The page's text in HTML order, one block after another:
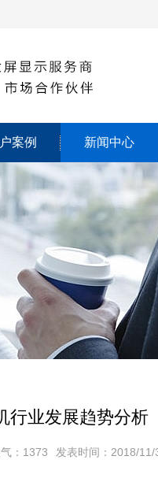
案例 新闻中心
行业发展趋势分析
气：1373 发表时间：2018/11/